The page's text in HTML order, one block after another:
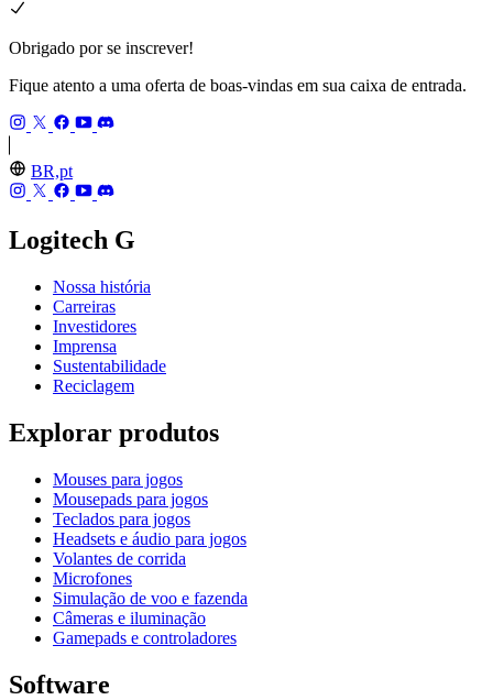
Obrigado por se inscrever!
Fique atento a uma oferta de boas-vindas em sua caixa de entrada.
BR,pt
Logitech G
Nossa história
Carreiras
Investidores
Imprensa
Sustentabilidade
Reciclagem
Explorar produtos
Mouses para jogos
Mousepads para jogos
Teclados para jogos
Headsets e áudio para jogos
Volantes de corrida
Microfones
Simulação de voo e fazenda
Câmeras e iluminação
Gamepads e controladores
Software